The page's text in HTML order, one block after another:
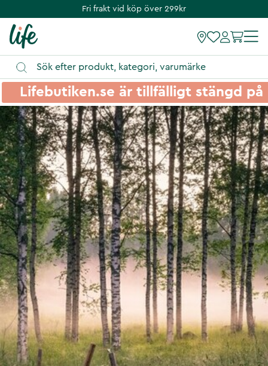
Fri frakt vid köp över 299kr
Lifebutiken.se är tillfälligt stängd